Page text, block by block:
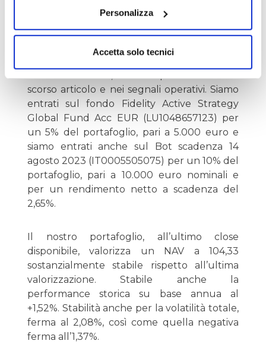
Personalizza
Accetta solo tecnici
interpretato e prezzato dai mercati azionari.
Tornando al nostro portafoglio, facciamo un
scorso articolo e nei segnali operativi. Siamo
entrati sul fondo Fidelity Active Strategy
Global Fund Acc EUR (LU1048657123) per
un 5% del portafoglio, pari a 5.000 euro e
siamo entrati anche sul Bot scadenza 14
agosto 2023 (IT0005505075) per un 10% del
portafoglio, pari a 10.000 euro nominali e
per un rendimento netto a scadenza del
2,65%.
Il nostro portafoglio, all’ultimo close
disponibile, valorizza un NAV a 104,33
sostanzialmente stabile rispetto all’ultima
valorizzazione. Stabile anche la
performance storica su base annua al
+1,52%. Stabilità anche per la volatilità totale,
ferma al 2,08%, così come quella negativa
ferma all’1,37%.